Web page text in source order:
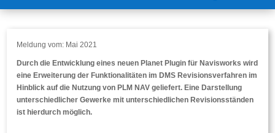
Meldung vom: Mai 2021
Durch die Entwicklung eines neuen Planet Plugin für Navisworks wird
eine Erweiterung der Funktionalitäten im DMS Revisionsverfahren im
Hinblick auf die Nutzung von PLM NAV geliefert. Eine Darstellung
unterschiedlicher Gewerke mit unterschiedlichen Revisionsständen
ist hierdurch möglich.